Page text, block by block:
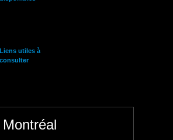
Liens utiles à
consulter